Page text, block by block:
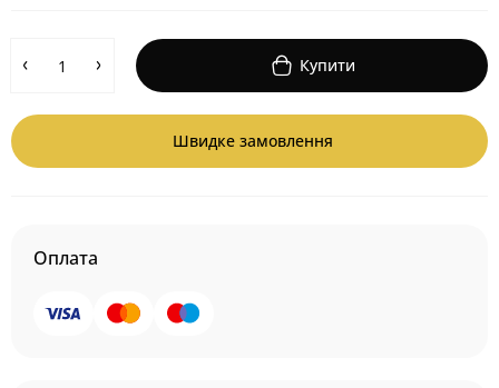
Купити
Швидке замовлення
Оплата